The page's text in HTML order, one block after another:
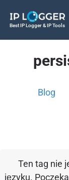
Best IP Logger & IP Tools
Blog